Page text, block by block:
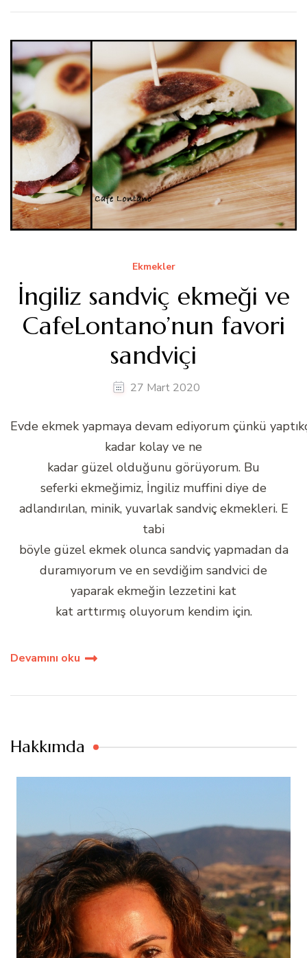
Ekmekler
İngiliz sandviç ekmeği ve
CafeLontano’nun favori
sandviçi
27 Mart 2020
Evde ekmek yapmaya devam ediyorum çünkü
kadar kolay ve ne
kadar güzel olduğunu görüyorum. Bu
seferki ekmeğimiz, İngiliz muffini diye de
adlandırılan, minik, yuvarlak sandviç ekmekleri. E
tabi
böyle güzel ekmek olunca sandviç yapmadan da
duramıyorum ve en sevdiğim sandvici de
yaparak ekmeğin lezzetini kat
kat arttırmış oluyorum kendim için.
Devamını oku
Hakkımda